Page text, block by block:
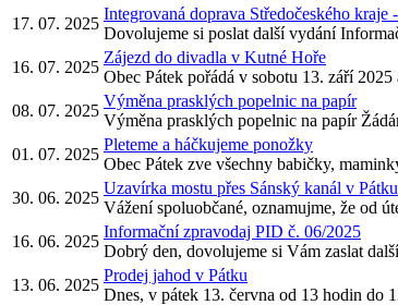
17. 07. 2025
Integrovaná doprava Středočeského kraje
Dovolujeme si poslat další vydání
16. 07. 2025
Zájezd do divadla v Kutné Hoře
Obec Pátek pořádá v sobotu 13. září
08. 07. 2025
Výměna prasklých popelnic na papír
Výměna prasklých popelnic na papír
01. 07. 2025
Pleteme a háčkujeme ponožky
Obec Pátek zve všechny babičky,
30. 06. 2025
Uzavírka mostu přes Sánský kanál v Pátku
Vážení spoluobčané, oznamujme, že od
16. 06. 2025
Informační zpravodaj PID č. 06/2025
Dobrý den, dovolujeme si Vám zaslat
13. 06. 2025
Prodej jahod v Pátku
Dnes, v pátek 13. června od 13 hodin do